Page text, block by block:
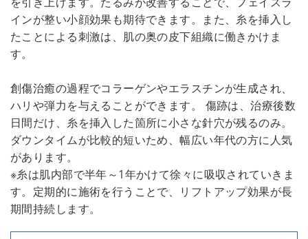
インが整い小顔効果も期待できます。また、糸を挿入し
たことによる刺激は、肌の奥の皮下組織に働きかけま
す。
創傷治癒の過程でコラーゲンやエラスチンが生成され、
ハリや弾力を与えることができます。 傷跡は、治療後数
日間だけ、糸を挿入した箇所に小さな針穴が残るのみ。
ダウンタイムが比較的短いため、幅広い年代の方に人気
があります。
※糸は肌内部で半年～1年かけて徐々に吸収されていきま
す。定期的に施術を行うことで、リフトアップ効果が長
期間持続します。